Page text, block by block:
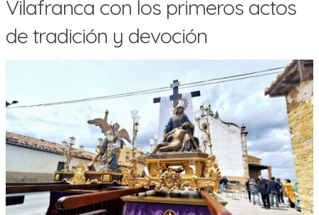
Vilafranca con los primeros actos
de tradición y devoción